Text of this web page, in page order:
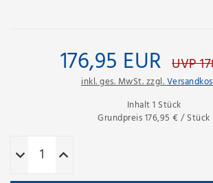
176,95 EUR UVP
inkl. ges. MwSt. zzgl.
Inhalt1 Stück
Grundpreis176,95 € / Stück